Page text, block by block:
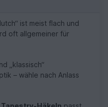
ist meist flach und
oft allgemeiner für
„klassisch“
– wähle nach Anlass